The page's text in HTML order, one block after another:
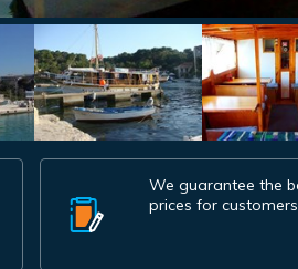
We guarantee the
prices for